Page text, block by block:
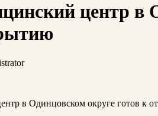
центр в